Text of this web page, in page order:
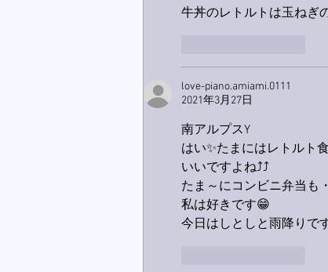
牛丼のレトルトは玉ねぎ
love-piano.amiami.0111
2021年3月27日
南アルプスY
はい✨たまにはレトルト
いいですよね⤴⤴
たま～にコンビニ弁当も
私は好きです😁
今日はしとしと雨降りです